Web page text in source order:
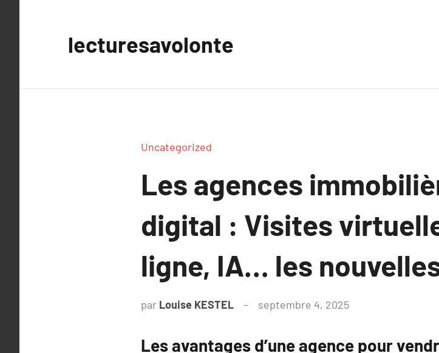
lecturesavolonte
Uncategorized
Les agences
digital : Visites
ligne, IA… les
par Louise KESTEL septembre 4, 2025
Les avantages d’une agence pour